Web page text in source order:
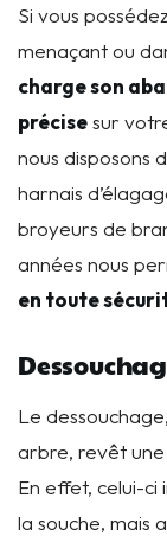
Si vous
menaçant ou
charge son
précisesur
nous disposons
harnais
broyeurs de
années nous
en toute
Le
arbre, revêt
En effet, celui-ci
la souche, mais